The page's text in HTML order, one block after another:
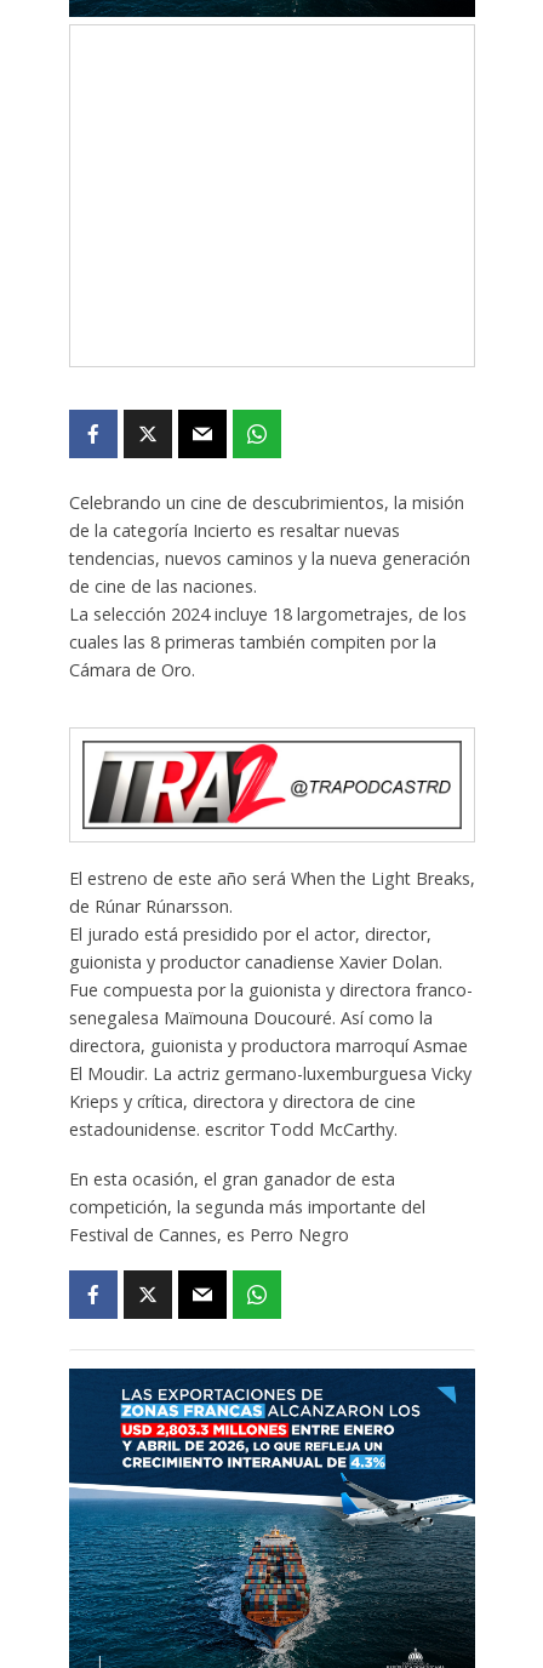
Celebrando un cine de descubrimientos, la misión
de la categoría Incierto es resaltar nuevas
tendencias, nuevos caminos y la nueva generación
de cine de las naciones.
La selección 2024 incluye 18 largometrajes, de los
cuales las 8 primeras también compiten por la
Cámara de Oro.
El estreno de este año será When the Light Breaks,
de Rúnar Rúnarsson.
El jurado está presidido por el actor, director,
guionista y productor canadiense Xavier Dolan.
Fue compuesta por la guionista y directora franco-
senegalesa Maïmouna Doucouré. Así como la
directora, guionista y productora marroquí Asmae
El Moudir. La actriz germano-luxemburguesa Vicky
Krieps y crítica, directora y directora de cine
estadounidense. escritor Todd McCarthy.
En esta ocasión, el gran ganador de esta
competición, la segunda más importante del
Festival de Cannes, es Perro Negro